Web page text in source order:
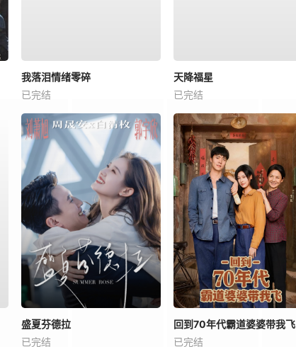
我落泪情绪零碎
已完结
天降福星
已完结
盛夏芬德拉
已完结
回到70年代霸道婆婆带我飞
已完结